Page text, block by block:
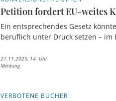
Petition fordert EU-weites
Ein entsprechendes Gesetz
beruflich unter Druck setzen –
21.11.2025, 14 Uhr
Meldung
VERBOTENE BÜCHER